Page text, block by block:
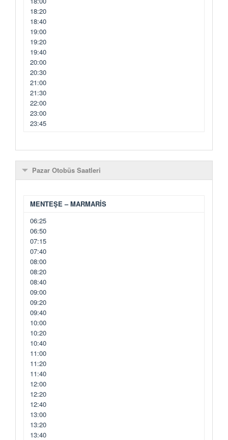
18:20
18:40
19:00
19:20
19:40
20:00
20:30
21:00
21:30
22:00
23:00
23:45
Pazar Otobüs Saatleri
MENTEŞE – MARMARİS
06:25
06:50
07:15
07:40
08:00
08:20
08:40
09:00
09:20
09:40
10:00
10:20
10:40
11:00
11:20
11:40
12:00
12:20
12:40
13:00
13:20
13:40